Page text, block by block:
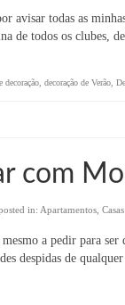
avisar todas as
de todos os clubes,
decoração decoração de Verão
com
in: Apartamentos
mesmo a pedir para
despidas de